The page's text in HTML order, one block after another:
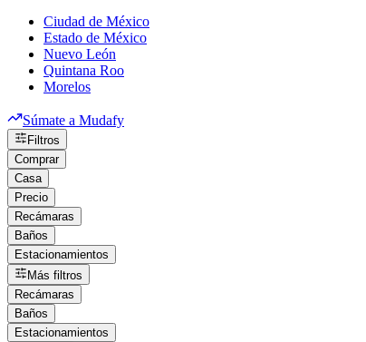
Ciudad de México
Estado de México
Nuevo León
Quintana Roo
Morelos
Súmate a Mudafy
Filtros
Comprar
Casa
Precio
Recámaras
Baños
Estacionamientos
Más filtros
Recámaras
Baños
Estacionamientos